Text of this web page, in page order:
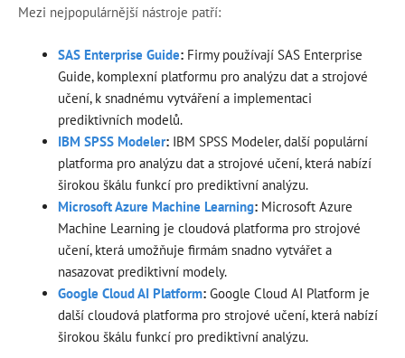
Mezi nejpopulárnější nástroje patří:
SAS Enterprise Guide:Firmy používají SAS Enterprise
Guide, komplexní platformu pro analýzu dat a strojové
učení, k snadnému vytváření a implementaci
prediktivních modelů.
IBM SPSS Modeler:IBM SPSS Modeler, další populární
platforma pro analýzu dat a strojové učení, která nabízí
širokou škálu funkcí pro prediktivní analýzu.
Microsoft Azure Machine Learning:Microsoft Azure
Machine Learning je cloudová platforma pro strojové
učení, která umožňuje firmám snadno vytvářet a
nasazovat prediktivní modely.
Google Cloud AI Platform:Google Cloud AI Platform je
další cloudová platforma pro strojové učení, která nabízí
širokou škálu funkcí pro prediktivní analýzu.